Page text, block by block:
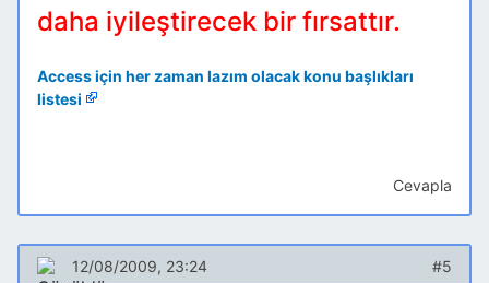
daha iyileştirecek bir fırsattır.
Access için her zaman lazım olacak konu başlıkları
listesi
Cevapla
12/08/2009, 23:24 #5